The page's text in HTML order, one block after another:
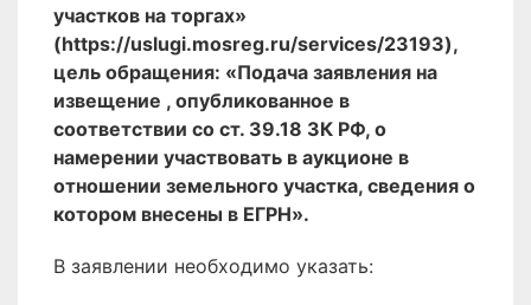
участков на торгах»
(https://uslugi.mosreg.ru/services/23193),
цель обращения: «Подача заявления на
извещение , опубликованное в
соответствии со ст. 39.18 ЗК РФ, о
намерении участвовать в аукционе в
отношении земельного участка, сведения о
котором внесены в ЕГРН».
В заявлении необходимо указать: